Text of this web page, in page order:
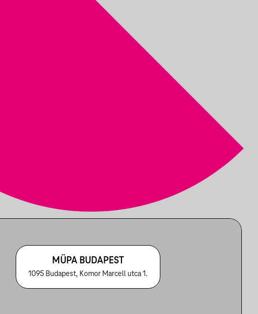
MÜPA BUDAPEST
1095 Budapest, Komor Marcell utca 1.